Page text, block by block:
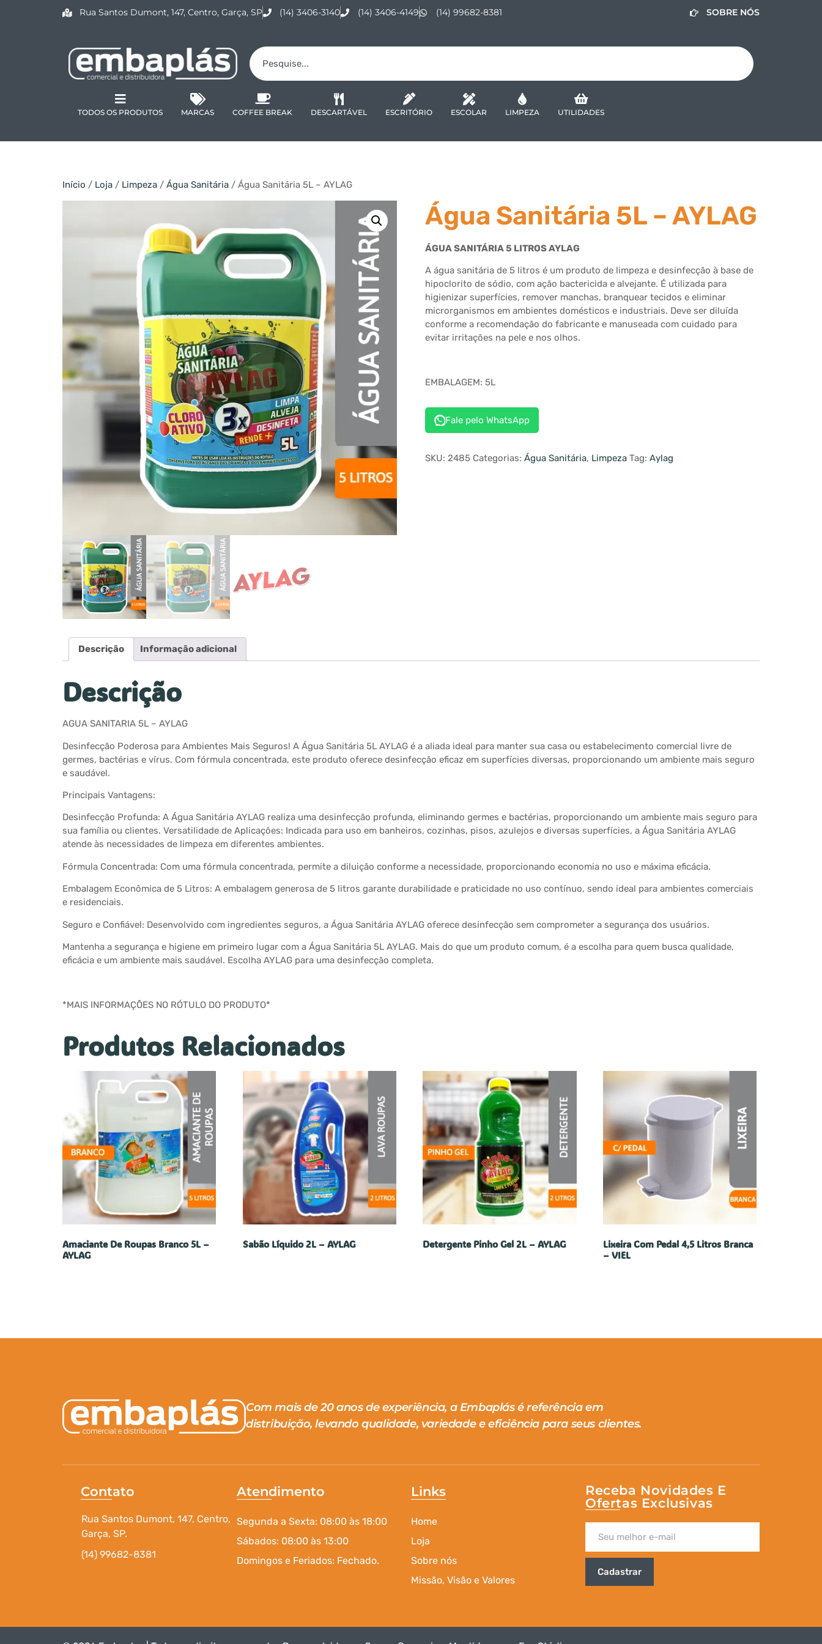
Rua Santos Dumont, 147, Centro, Garça, SP (14) 3406-3140 (14) 3406-4149 (14) 99682-8381 SOBRE NÓS
TODOS OS PRODUTOS MARCAS COFFEE BREAK DESCARTÁVEL ESCRITÓRIO ESCOLAR LIMPEZA UTILIDADES
Início / Loja / Limpeza / Água Sanitária / Água Sanitária 5L – AYLAG
Água Sanitária 5L – AYLAG
ÁGUA SANITÁRIA 5 LITROS AYLAG
A água sanitária de 5 litros é um produto de limpeza e desinfecção à base de
hipoclorito de sódio, com ação bactericida e alvejante. É utilizada para
higienizar superfícies, remover manchas, branquear tecidos e eliminar
microrganismos em ambientes domésticos e industriais. Deve ser diluída
conforme a recomendação do fabricante e manuseada com cuidado para
evitar irritações na pele e nos olhos.
EMBALAGEM: 5L
Fale pelo WhatsApp
SKU: 2485 Categorias: Água Sanitária, Limpeza Tag: Aylag
Descrição Informação adicional
Descrição
AGUA SANITARIA 5L – AYLAG
Desinfecção Poderosa para Ambientes Mais Seguros! A Água Sanitária 5L AYLAG é a aliada ideal para manter sua casa ou estabelecimento comercial livre de
germes, bactérias e vírus. Com fórmula concentrada, este produto oferece desinfecção eficaz em superfícies diversas, proporcionando um ambiente mais seguro
e saudável.
Principais Vantagens:
Desinfecção Profunda: A Água Sanitária AYLAG realiza uma desinfecção profunda, eliminando germes e bactérias, proporcionando um ambiente mais seguro para
sua família ou clientes. Versatilidade de Aplicações: Indicada para uso em banheiros, cozinhas, pisos, azulejos e diversas superfícies, a Água Sanitária AYLAG
atende às necessidades de limpeza em diferentes ambientes.
Fórmula Concentrada: Com uma fórmula concentrada, permite a diluição conforme a necessidade, proporcionando economia no uso e máxima eficácia.
Embalagem Econômica de 5 Litros: A embalagem generosa de 5 litros garante durabilidade e praticidade no uso contínuo, sendo ideal para ambientes comerciais
e residenciais.
Seguro e Confiável: Desenvolvido com ingredientes seguros, a Água Sanitária AYLAG oferece desinfecção sem comprometer a segurança dos usuários.
Mantenha a segurança e higiene em primeiro lugar com a Água Sanitária 5L AYLAG. Mais do que um produto comum, é a escolha para quem busca qualidade,
eficácia e um ambiente mais saudável. Escolha AYLAG para uma desinfecção completa.
*MAIS INFORMAÇÕES NO RÓTULO DO PRODUTO*
Produtos Relacionados
Amaciante De Roupas Branco 5L –
AYLAG
Sabão Líquido 2L – AYLAG Detergente Pinho Gel 2L – AYLAG
Lixeira Com Pedal 4,5 Litros Branca
– VIEL
Com mais de 20 anos de experiência, a Embaplás é referência em
distribuição, levando qualidade, variedade e eficiência para seus clientes.
Contato
Rua Santos Dumont, 147, Centro,
Garça, SP.
(14) 99682-8381
Atendimento
Segunda a Sexta: 08:00 às 18:00
Sábados: 08:00 às 13:00
Domingos e Feriados: Fechado.
Links
Home
Loja
Sobre nós
Missão, Visão e Valores
Receba Novidades E
Ofertas Exclusivas
Cadastrar